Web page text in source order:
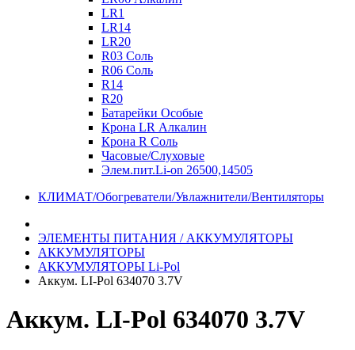
LR1
LR14
LR20
R03 Соль
R06 Соль
R14
R20
Батарейки Особые
Крона LR Алкалин
Крона R Соль
Часовые/Слуховые
Элем.пит.Li-on 26500,14505
КЛИМАТ/Обогреватели/Увлажнители/Вентиляторы
ЭЛЕМЕНТЫ ПИТАНИЯ / АККУМУЛЯТОРЫ
АККУМУЛЯТОРЫ
АККУМУЛЯТОРЫ Li-Pol
Аккум. LI-Pol 634070 3.7V
Аккум. LI-Pol 634070 3.7V